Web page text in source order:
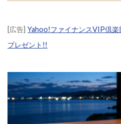
[広告] Yahoo!ファイナンスVIP倶
プレゼント!!